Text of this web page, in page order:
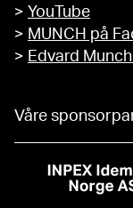
> YouTube
> MUNCH på
> Edvard
Våre